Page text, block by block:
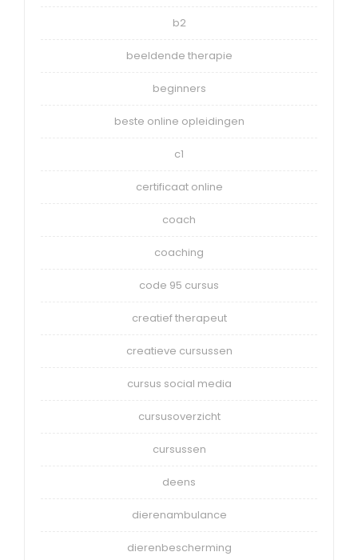
b2
beeldende therapie
beginners
beste online opleidingen
c1
certificaat online
coach
coaching
code 95 cursus
creatief therapeut
creatieve cursussen
cursus social media
cursusoverzicht
cursussen
deens
dierenambulance
dierenbescherming